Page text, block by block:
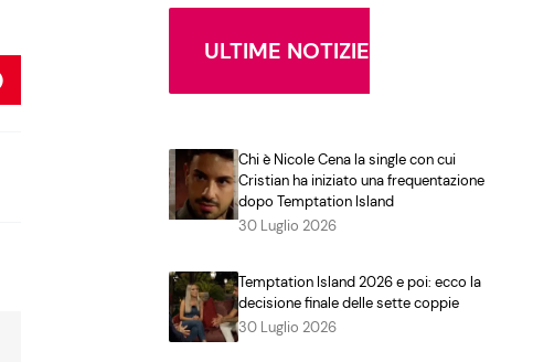
ULTIME NOTIZIE
Chi è Nicole Cena la single con cui
Cristian ha iniziato una frequentazione
dopo Temptation Island
30 Luglio 2026
Temptation Island 2026 e poi: ecco la
decisione finale delle sette coppie
30 Luglio 2026